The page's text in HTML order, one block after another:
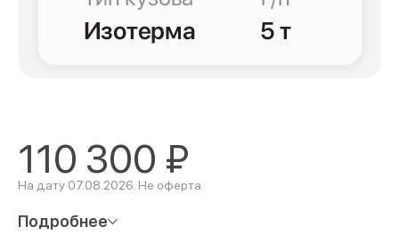
110 300 ₽
На дату 07.08.2026. Не оферта
Подробнее